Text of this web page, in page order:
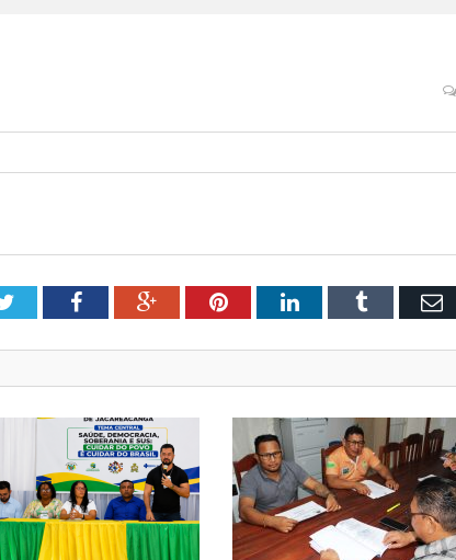
TwitterFacebookGoogle+PinterestLinkedInTumblr